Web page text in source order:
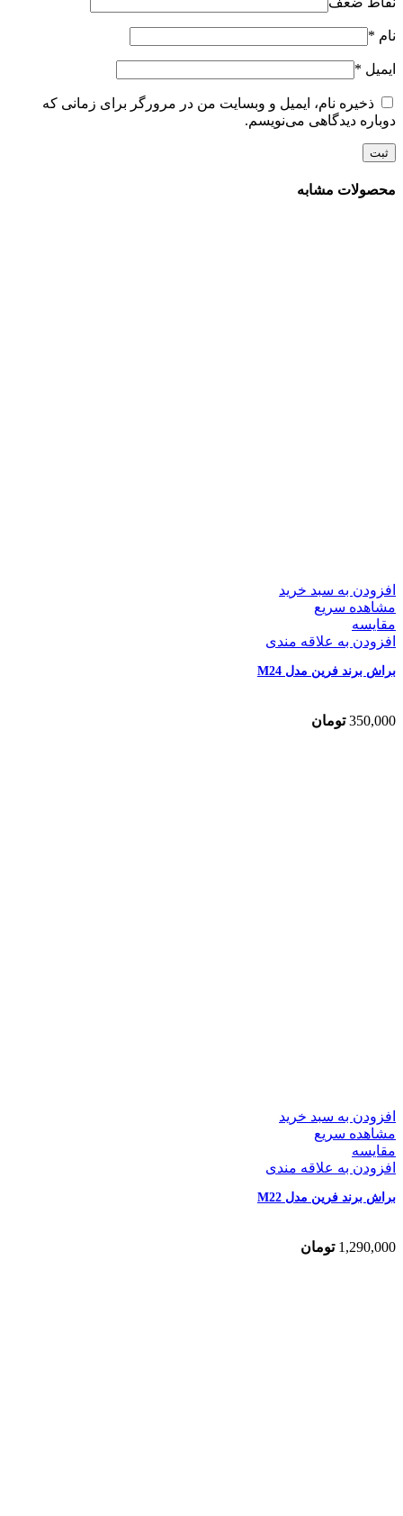
نام *
ایمیل *
ذخیره نام، ایمیل و وبسایت من در مرورگر برای زمانی که
دوباره دیدگاهی می‌نویسم.
محصولات مشابه
افزودن به سبد خرید
مشاهده سریع
مقایسه
افزودن به علاقه مندی
براش برند فرین مدل M24
350,000 تومان
افزودن به سبد خرید
مشاهده سریع
مقایسه
افزودن به علاقه مندی
براش برند فرین مدل M22
1,290,000 تومان